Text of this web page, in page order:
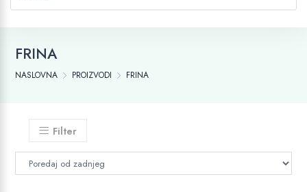
FRINA
NASLOVNA PROIZVODI FRINA
Filter